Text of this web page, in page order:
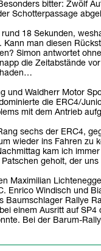
bitter: Zwölf
Schotterpassage
18 Sekunden,
man diesen
Simon antwortet
die Zeitabstände
und Waldherr Motor
die ERC4/
mit dem Antrieb
sechs der ERC4,
wieder ins Fahren zu
kam ich
geholt, der
Maximilian
Enrico Windisch und
Baumschlager Rallye
einem Ausritt auf
Bei der Barum-